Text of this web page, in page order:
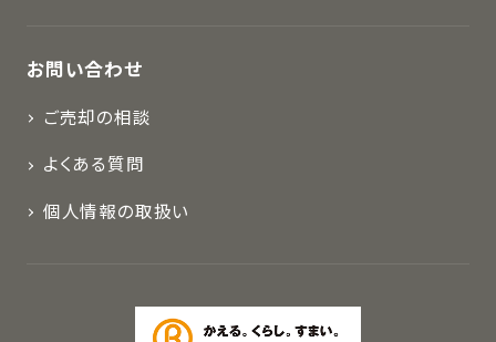
お問い合わせ
ご売却の相談
よくある質問
個人情報の取扱い